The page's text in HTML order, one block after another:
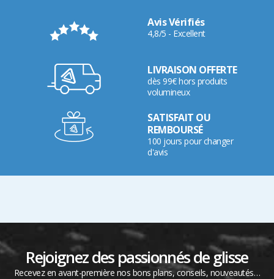
Avis Vérifiés
4,8/5 - Excellent
LIVRAISON OFFERTE
dès 99€ hors produits
volumineux
SATISFAIT OU
REMBOURSÉ
100 jours pour changer
d'avis
Rejoignez des passionnés de glisse
Recevez en avant-première nos bons plans, conseils, nouveautés…